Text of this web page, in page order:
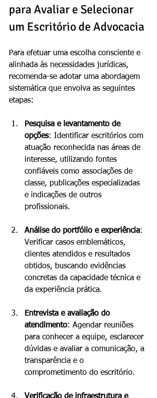
para Avaliar e Selecionar
um Escritório de Advocacia
Para efetuar uma escolha consciente e
alinhada às necessidades jurídicas,
recomenda-se adotar uma abordagem
sistemática que envolva as seguintes
etapas:
Pesquisa e levantamento de
opções: Identificar escritórios com
atuação reconhecida nas áreas de
interesse, utilizando fontes
confiáveis como associações de
classe, publicações especializadas
e indicações de outros
profissionais.
Análise do portfólio e experiência:
Verificar casos emblemáticos,
clientes atendidos e resultados
obtidos, buscando evidências
concretas da capacidade técnica e
da experiência prática.
Entrevista e avaliação do
atendimento: Agendar reuniões
para conhecer a equipe, esclarecer
dúvidas e avaliar a comunicação, a
transparência e o
comprometimento do escritório.
Verificação de infraestrutura e